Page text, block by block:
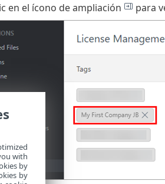
en el ícono de ampliación
para
with
by
by